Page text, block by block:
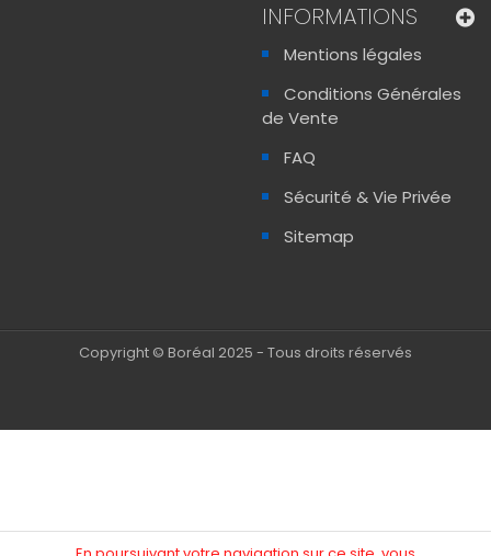
INFORMATIONS
Mentions légales
Conditions Générales
de Vente
FAQ
Sécurité & Vie Privée
Sitemap
Copyright © Boréal 2025 - Tous droits réservés